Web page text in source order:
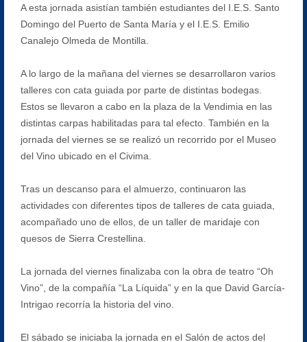
A esta jornada asistían también estudiantes del I.E.S. Santo
Domingo del Puerto de Santa María y el I.E.S. Emilio
Canalejo Olmeda de Montilla.
A lo largo de la mañana del viernes se desarrollaron varios
talleres con cata guiada por parte de distintas bodegas.
Estos se llevaron a cabo en la plaza de la Vendimia en las
distintas carpas habilitadas para tal efecto. También en la
jornada del viernes se se realizó un recorrido por el Museo
del Vino ubicado en el Civima.
Tras un descanso para el almuerzo, continuaron las
actividades con diferentes tipos de talleres de cata guiada,
acompañado uno de ellos, de un taller de maridaje con
quesos de Sierra Crestellina.
La jornada del viernes finalizaba con la obra de teatro “Oh
Vino”, de la compañía “La Líquida” y en la que David García-
Intrigao recorría la historia del vino.
El sábado se iniciaba la jornada en el Salón de actos del